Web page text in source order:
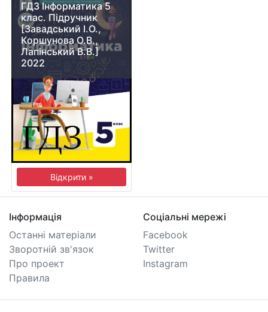
ГДЗ Інформатика 5
клас. Підручник
[Завадський І.О.,
Коршунова О.В.,
Лапінський В.В.]
2022
Відкрити »
Інформація
Останні матеріали
Зворотній зв'язок
Про проект
Правила
Соціальні мережі
Facebook
Twitter
Instagram